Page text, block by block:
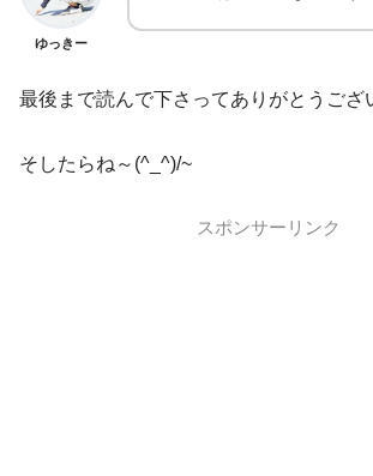
ゆっきー
最後まで読んで下さってありがとうご
そしたらね～(^_^)/~
スポンサーリンク